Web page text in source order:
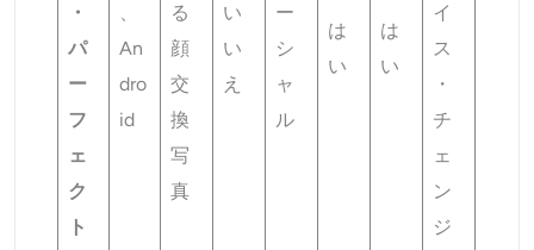
・
パ
ー
フ
ェ
ク
ト
、
An
dro
id
る
顔
交
換
写
真
い
い
え
ー
シ
ャ
ル
は
い
は
い
イ
ス
・
チ
ェ
ン
ジ